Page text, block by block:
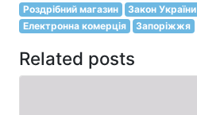
Роздрібний магазин
Закон України
Електронна комерція
Запоріжжя
Related posts